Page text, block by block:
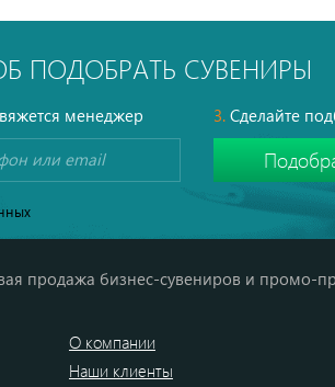
ПОДОБРАТЬ СУВЕНИРЫ
менеджер 3. Сделайте
продажа бизнес-сувениров и промо-
О компании
Наши клиенты